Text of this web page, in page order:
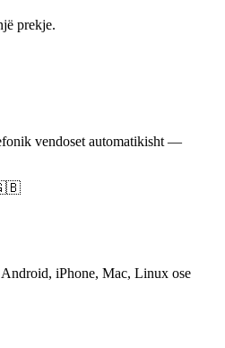
prekje.
vendoset automatikisht —
iPhone, Mac, Linux ose